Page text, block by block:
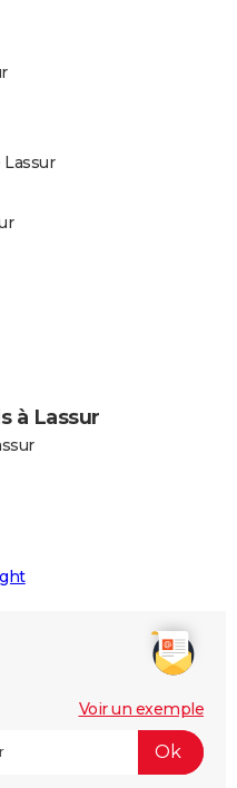
à Lassur
Voir un exemple